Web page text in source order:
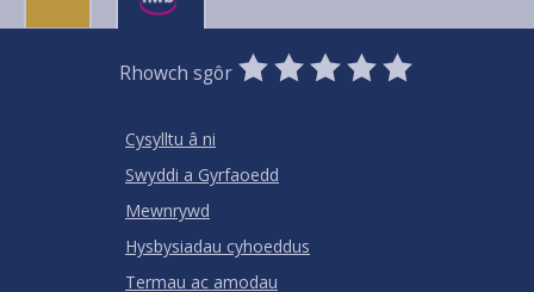
Rhowch sgôr
0
Stars
1
Star
2
Stars
3
Stars
4
Stars
5
Stars
Cysylltu â ni
Swyddi a Gyrfaoedd
Mewnrywd
Hysbysiadau cyhoeddus
Termau ac amodau